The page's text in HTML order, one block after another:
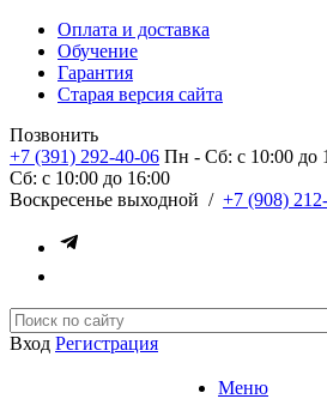
Оплата и доставка
Обучение
Гарантия
Старая версия сайта
Позвонить
+7 (391) 292-40-06 Пн - Сб: c 10:00 до
Сб: c 10:00 до 16:00
​Воскресенье выходной / +7 (908)
Вход Регистрация
Меню